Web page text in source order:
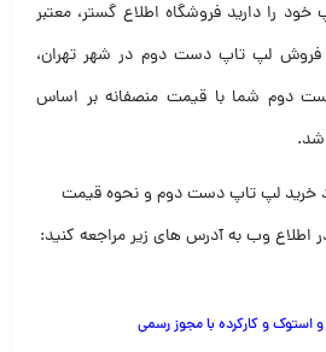
را دارید فروشگاه اطلاع گستر، معتبر
فروش لپ تاپ دست دوم در شهر تهران،
دوم شما با قیمت منصفانه بر اساس
خرید لپ تاپ دست دوم و نحوه قیمت
وب به آدرس های زیر مراجعه کنید:
و کارکرده با مجوز رسمی